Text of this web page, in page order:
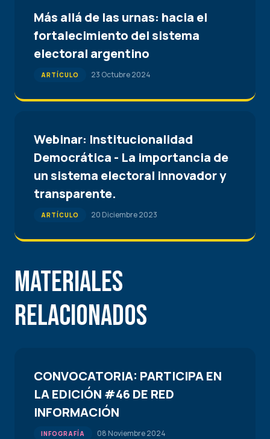
Más allá de las urnas: hacia el
fortalecimiento del sistema
electoral argentino
ARTÍCULO 23 Octubre 2024
Webinar: Institucionalidad
Democrática - La importancia de
un sistema electoral innovador y
transparente.
ARTÍCULO 20 Diciembre 2023
Materiales
Relacionados
CONVOCATORIA: PARTICIPA EN
LA EDICIÓN #46 DE RED
INFORMACIÓN
INFOGRAFÍA 08 Noviembre 2024